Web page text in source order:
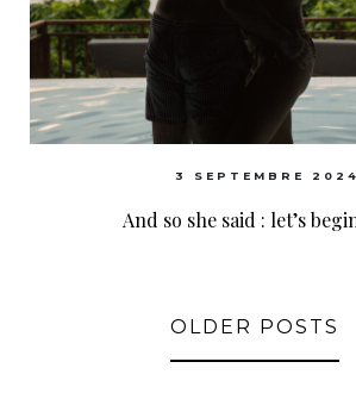
3 SEPTEMBRE 2024
And so she said : let’s
OLDER POSTS